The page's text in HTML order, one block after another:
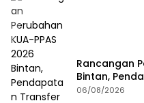
Rancangan
Bintan,
Diproyeksi
06/08/2026